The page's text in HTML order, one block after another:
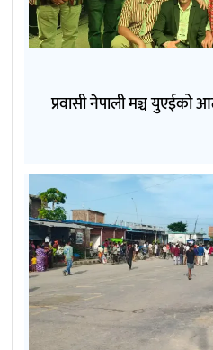
प्रवासी नेपाली मञ्च युएईको